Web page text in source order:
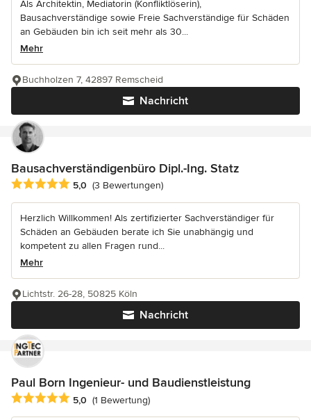
Als Architektin, Mediatorin (Konfliktlöserin),
Bausachverständige sowie Freie Sachverständige für Schäden
an Gebäuden bin ich seit mehr als 30...
Mehr
Nachricht
Buchholzen 7, 42897 Remscheid
Bausachverständigenbüro Dipl.-Ing. Statz
Durchschnittliche Bewertung: 5 von 5 Sternen
5,0 (3 Bewertungen)
Herzlich Willkommen! Als zertifizierter Sachverständiger für
Schäden an Gebäuden berate ich Sie unabhängig und
kompetent zu allen Fragen rund...
Mehr
Nachricht
Lichtstr. 26-28, 50825 Köln
Paul Born Ingenieur- und Baudienstleistung
Durchschnittliche Bewertung: 5 von 5 Sternen
5,0 (1 Bewertung)